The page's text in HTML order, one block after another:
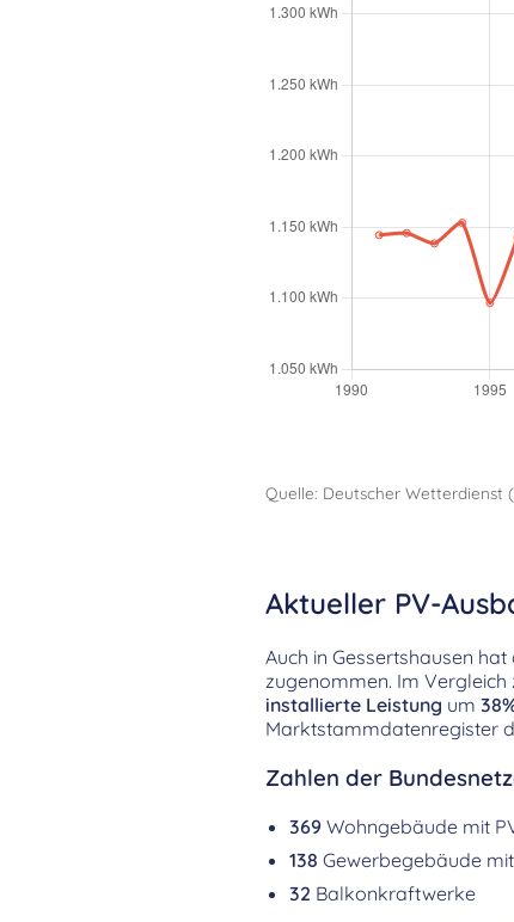
Quelle: Deutscher Wetterdienst
Aktueller PV-
Auch in Gessertshausen
zugenommen. Im Vergleich
installierte Leistung um
Marktstammdatenregister
Zahlen der
369 Wohngebäude mit
138 Gewerbegebäude
32 Balkonkraftwerke